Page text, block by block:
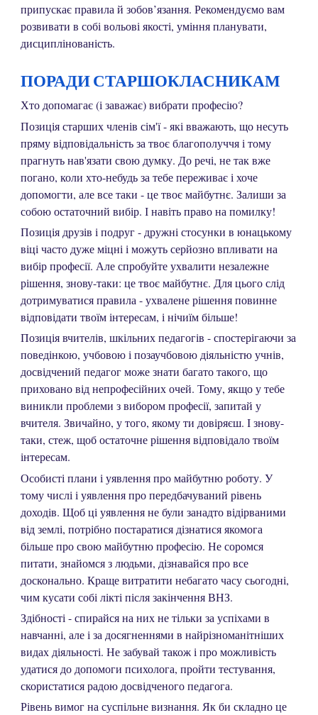
припускає правила й зобов’язання. Рекомендуємо вам
розвивати в собі вольові якості, уміння планувати,
дисциплінованість.
ПОРАДИ СТАРШОКЛАСНИКАМ
Хто допомагає (і заважає) вибрати професію?
Позиція старших членів сім'ї - які вважають, що несуть
пряму відповідальність за твоє благополуччя і тому
прагнуть нав'язати свою думку. До речі, не так вже
погано, коли хто-небудь за тебе переживає і хоче
допомогти, але все таки - це твоє майбутнє. Залиши за
собою остаточний вибір. І навіть право на помилку!
Позиція друзів і подруг - дружні стосунки в юнацькому
віці часто дуже міцні і можуть серйозно впливати на
вибір професії. Але спробуйте ухвалити незалежне
рішення, знову-таки: це твоє майбутнє. Для цього слід
дотримуватися правила - ухвалене рішення повинне
відповідати твоїм інтересам, і нічиїм більше!
Позиція вчителів, шкільних педагогів - спостерігаючи за
поведінкою, учбовою і позаучбовою діяльністю учнів,
досвідчений педагог може знати багато такого, що
приховано від непрофесійних очей. Тому, якщо у тебе
виникли проблеми з вибором професії, запитай у
вчителя. Звичайно, у того, якому ти довіряєш. І знову-
таки, стеж, щоб остаточне рішення відповідало твоїм
інтересам.
Особисті плани і уявлення про майбутню роботу. У
тому числі і уявлення про передбачуваний рівень
доходів. Щоб ці уявлення не були занадто відірваними
від землі, потрібно постаратися дізнатися якомога
більше про свою майбутню професію. Не соромся
питати, знайомся з людьми, дізнавайся про все
досконально. Краще витратити небагато часу сьогодні,
чим кусати собі лікті після закінчення ВНЗ.
Здібності - спирайся на них не тільки за успіхами в
навчанні, але і за досягненнями в найрізноманітніших
видах діяльності. Не забувай також і про можливість
удатися до допомоги психолога, пройти тестування,
скористатися радою досвідченого педагога.
Рівень вимог на суспільне визнання. Як би складно це